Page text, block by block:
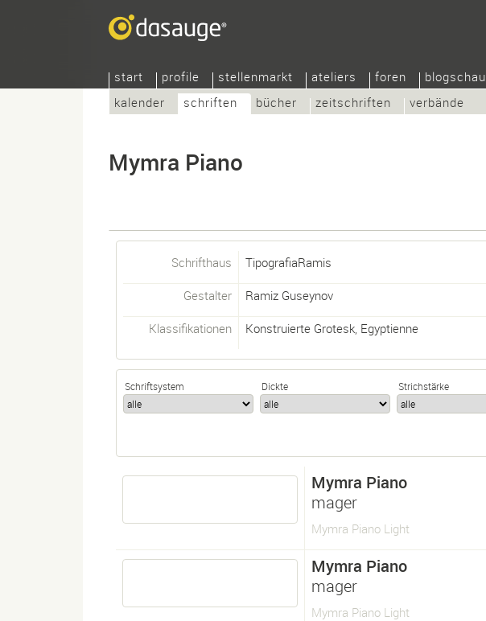
start profile stellenmarkt ateliers foren blogschau
kalender
schriften bücher zeitschriften verbände
Mymra Piano
Schrifthaus TipografiaRamis
Gestalter Ramiz Guseynov
Klassifikationen Konstruierte Grotesk, Egyptienne
Schriftsystem Dickte Strichstärke
Mymra Piano
mager
Mymra Piano Light
Mymra Piano
mager
Mymra Piano Light